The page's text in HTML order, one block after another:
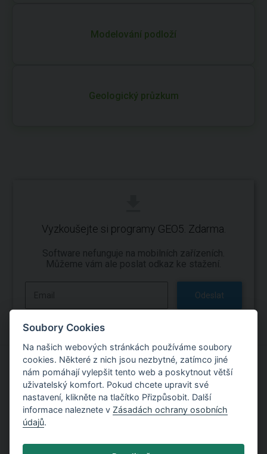
Modelování podloží
Geologický průzkum
Vyzkoušejte si programy GEO5. Zdarma.
Software nefunguje na mobilních zařízeních.
Můžeme vám ale poslat odkaz ke stažení.
Odeslat
Vyzkoušejte si práci s programy GEO5
Vyzkoušet zdarma
Soubory Cookies
Na našich webových stránkách používáme soubory
cookies. Některé z nich jsou nezbytné, zatímco jiné
nám pomáhají vylepšit tento web a poskytnout větší
uživatelský komfort. Pokud chcete upravit své
nastavení, klikněte na tlačítko Přizpůsobit. Další
informace naleznete v Zásadách ochrany osobních
údajů.